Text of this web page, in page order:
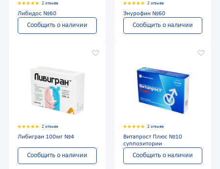
2 отзыва
Либидос №60
Сообщить о наличии
2 отзыва
Энурофин №60
Сообщить о наличии
2 отзыва
Либигран 100мг №4
Сообщить о наличии
2 отзыва
Витапрост Плюс №10
суппозитории
Сообщить о наличии